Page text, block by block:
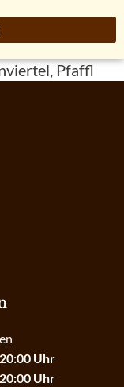
Pfaffl
Uhr
Uhr